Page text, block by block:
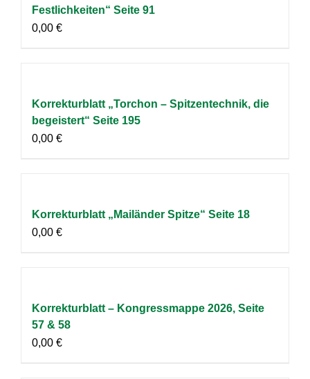
Festlichkeiten“ Seite 91
0,00 €
Korrekturblatt „Torchon – Spitzentechnik, die
begeistert“ Seite 195
0,00 €
Korrekturblatt „Mailänder Spitze“ Seite 18
0,00 €
Korrekturblatt – Kongressmappe 2026, Seite
57 & 58
0,00 €